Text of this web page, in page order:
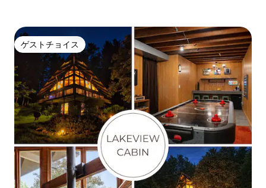
ゲストチョイス
ゲストチョイス